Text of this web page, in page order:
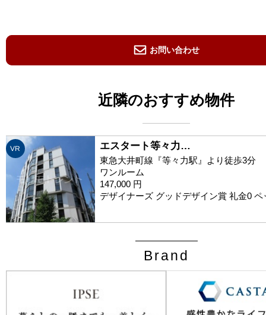
お問い合わせ
近隣のおすすめ物件
VR エスタート等々力…
東急大井町線『等々力駅』より徒歩3分
ワンルーム
147,000 円
デザイナーズ グッドデザイン賞 礼金0 ペ
Brand